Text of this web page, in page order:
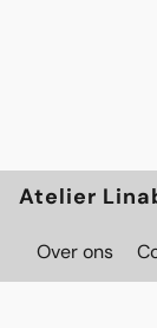
Atelier
Over ons